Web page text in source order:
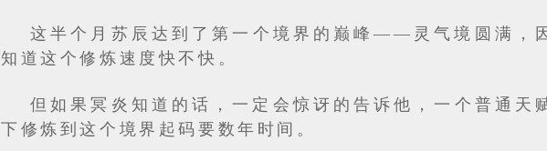
这半个月苏辰达到了第一个境界的巅峰——灵气境圆满，
知道这个修炼速度快不快。
但如果冥炎知道的话，一定会惊讶的告诉他，一个普通天
下修炼到这个境界起码要数年时间。